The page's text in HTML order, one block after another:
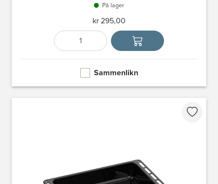
På lager
kr 295,00
Antall
Velg enhet
Sammenlikn